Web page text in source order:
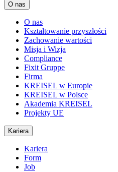
O nas
O nas
Kształtowanie przyszłości
Zachowanie wartości
Misja i Wizja
Compliance
Fixit Gruppe
Firma
KREISEL w Europie
KREISEL w Polsce
Akademia KREISEL
Projekty UE
Kariera
Kariera
Form
Job